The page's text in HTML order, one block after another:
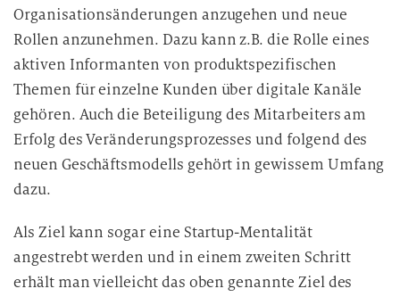
Organisationsänderungen anzugehen und neue
Rollen anzunehmen. Dazu kann z.B. die Rolle eines
aktiven Informanten von produktspezifischen
Themen für einzelne Kunden über digitale Kanäle
gehören. Auch die Beteiligung des Mitarbeiters am
Erfolg des Veränderungsprozesses und folgend des
neuen Geschäftsmodells gehört in gewissem Umfang
dazu.
Als Ziel kann sogar eine Startup-Mentalität
angestrebt werden und in einem zweiten Schritt
erhält man vielleicht das oben genannte Ziel des